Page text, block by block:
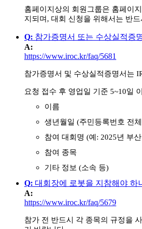
홈페이지상의 회원그룹은 홈페이
지되며, 대회 신청을 위해서는 반
Q: 참가증명서 또는 수상실적증
A:
https://www.iroc.kr/faq/5681
참가증명서 및 수상실적증명서는
요청 접수 후 영업일 기준 5~10일
이름
생년월일 (주민등록번호 전
참여 대회명 (예: 2025년 부
참여 종목
기타 정보 (소속 등)
Q: 대회장에 로봇을 지참해야 하
A:
https://www.iroc.kr/faq/5679
참가 전 반드시 각 종목의 규정을